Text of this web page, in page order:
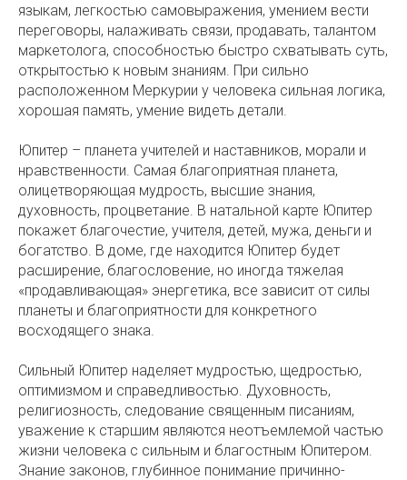
языкам, легкостью самовыражения, умением вести
переговоры, налаживать связи, продавать, талантом
маркетолога, способностью быстро схватывать суть,
открытостью к новым знаниям. При сильно
расположенном Меркурии у человека сильная логика,
хорошая память, умение видеть детали.
Юпитер – планета учителей и наставников, морали и
нравственности. Самая благоприятная планета,
олицетворяющая мудрость, высшие знания,
духовность, процветание. В натальной карте Юпитер
покажет благочестие, учителя, детей, мужа, деньги и
богатство. В доме, где находится Юпитер будет
расширение, благословение, но иногда тяжелая
«продавливающая» энергетика, все зависит от силы
планеты и благоприятности для конкретного
восходящего знака.
Сильный Юпитер наделяет мудростью, щедростью,
оптимизмом и справедливостью. Духовность,
религиозность, следование священным писаниям,
уважение к старшим являются неотъемлемой частью
жизни человека с сильным и благостным Юпитером.
Знание законов, глубинное понимание причинно-